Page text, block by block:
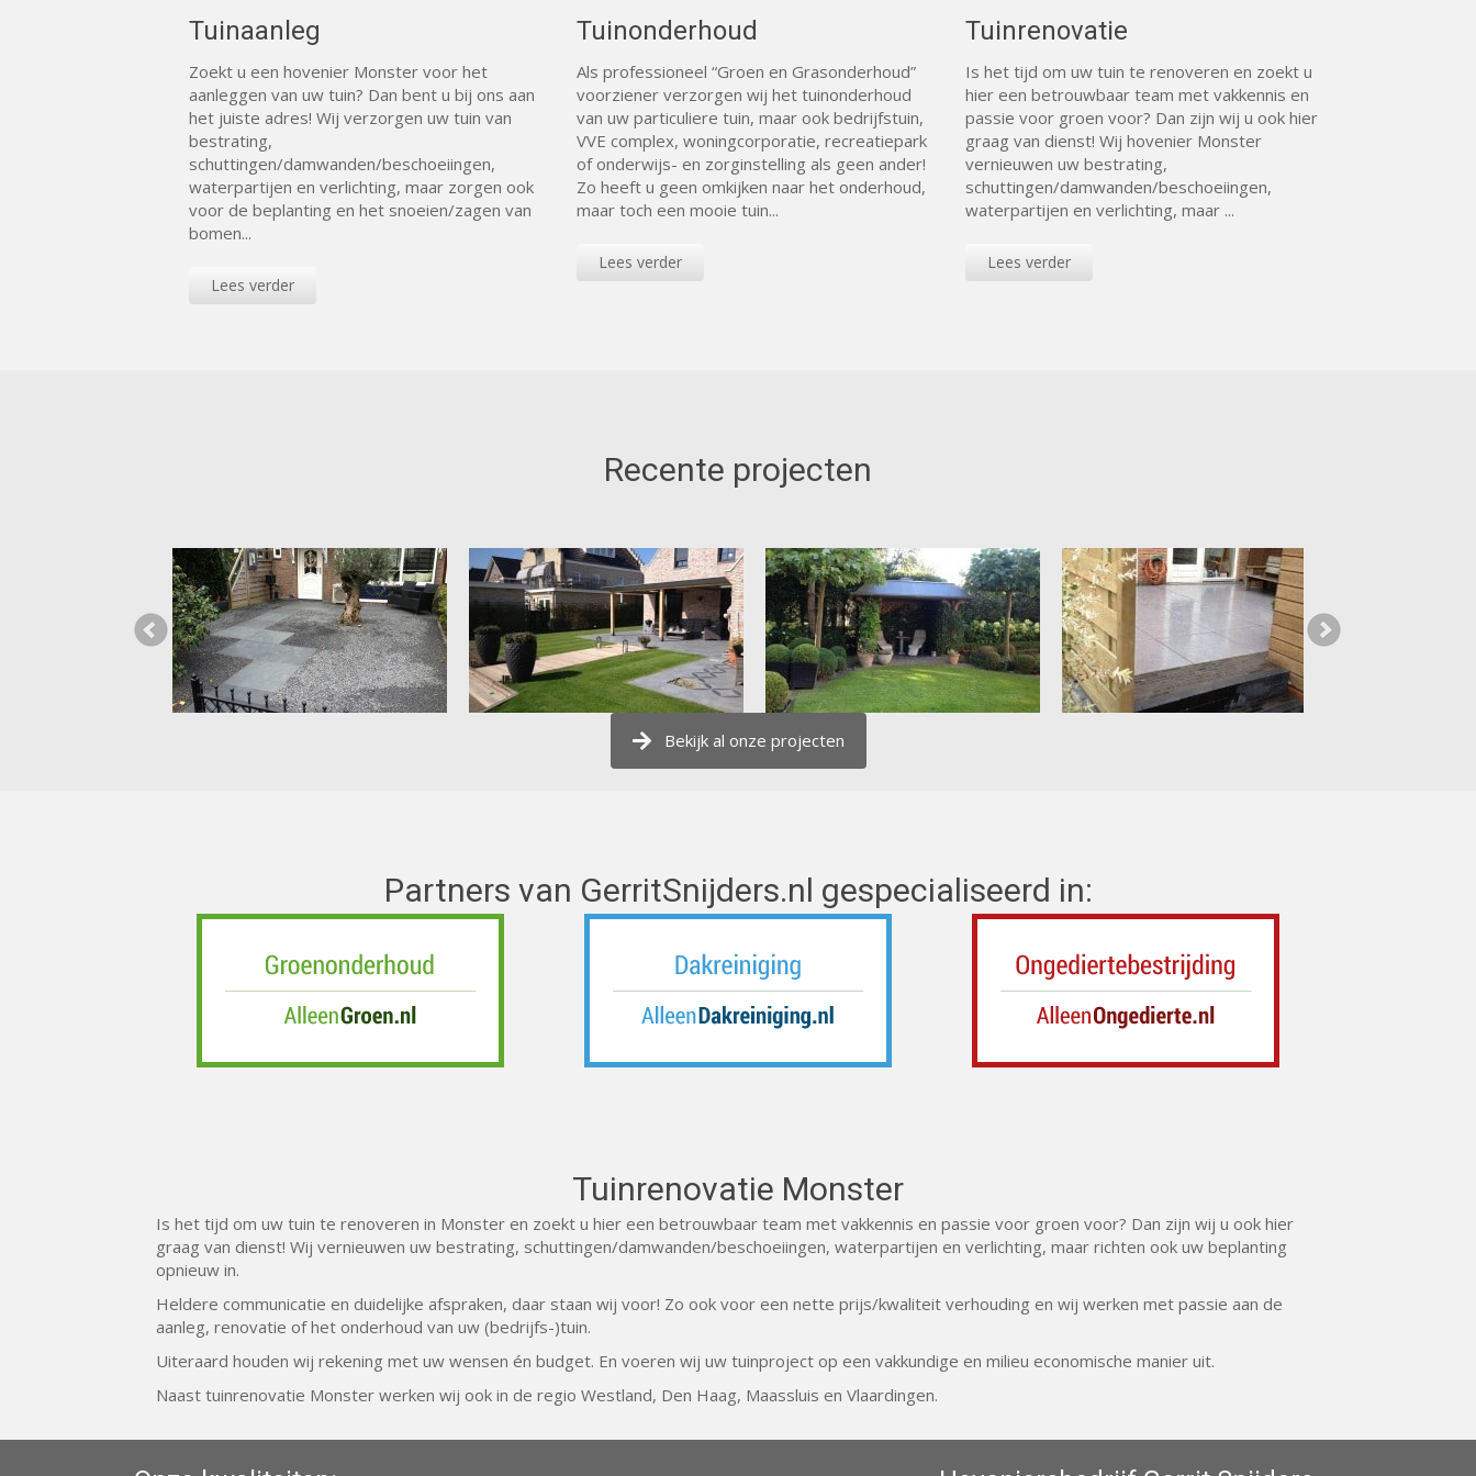
Tuinaanleg
Zoekt u een hovenier Monster voor het
aanleggen van uw tuin? Dan bent u bij ons aan
het juiste adres! Wij verzorgen uw tuin van
bestrating,
schuttingen/damwanden/beschoeiingen,
waterpartijen en verlichting, maar zorgen ook
voor de beplanting en het snoeien/zagen van
bomen...
Lees verder
Tuinonderhoud
Als professioneel “Groen en Grasonderhoud”
voorziener verzorgen wij het tuinonderhoud
van uw particuliere tuin, maar ook bedrijfstuin,
VVE complex, woningcorporatie, recreatiepark
of onderwijs- en zorginstelling als geen ander!
Zo heeft u geen omkijken naar het onderhoud,
maar toch een mooie tuin...
Lees verder
Tuinrenovatie
Is het tijd om uw tuin te renoveren en zoekt u
hier een betrouwbaar team met vakkennis en
passie voor groen voor? Dan zijn wij u ook hier
graag van dienst! Wij hovenier Monster
vernieuwen uw bestrating,
schuttingen/damwanden/beschoeiingen,
waterpartijen en verlichting, maar ...
Lees verder
Recente projecten
Bekijk al onze projecten
Partners van GerritSnijders.nl gespecialiseerd in:
Tuinrenovatie Monster
Is het tijd om uw tuin te renoveren in Monster en zoekt u hier een betrouwbaar team met vakkennis en passie voor groen voor? Dan zijn wij u ook hier
graag van dienst! Wij vernieuwen uw bestrating, schuttingen/damwanden/beschoeiingen, waterpartijen en verlichting, maar richten ook uw beplanting
opnieuw in.
Heldere communicatie en duidelijke afspraken, daar staan wij voor! Zo ook voor een nette prijs/kwaliteit verhouding en wij werken met passie aan de
aanleg, renovatie of het onderhoud van uw (bedrijfs-)tuin.
Uiteraard houden wij rekening met uw wensen én budget. En voeren wij uw tuinproject op een vakkundige en milieu economische manier uit.
Naast tuinrenovatie Monster werken wij ook in de regio Westland, Den Haag, Maassluis en Vlaardingen.